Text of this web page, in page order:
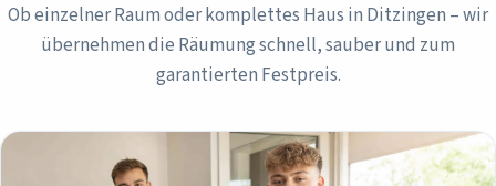
Ob einzelner Raum oder komplettes Haus in Ditzingen – wir
übernehmen die Räumung schnell, sauber und zum
garantierten Festpreis.